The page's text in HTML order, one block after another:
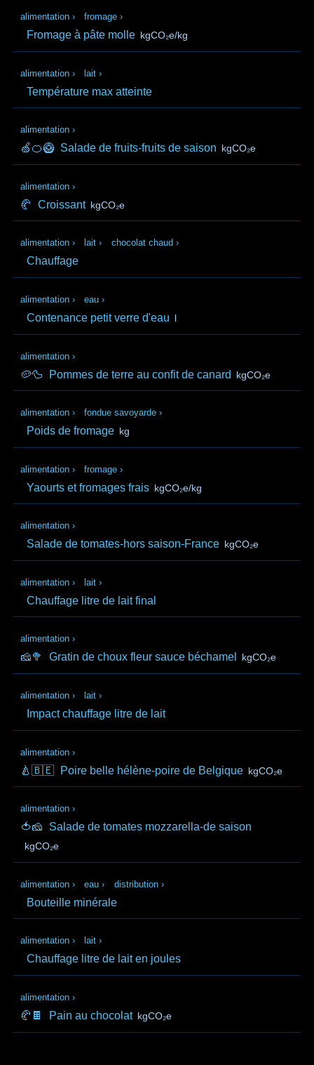
alimentation › fromage ›
Fromage à pâte molle kgCO₂e/kg
alimentation › lait ›
Température max atteinte
alimentation ›
🍏🍊🥝 Salade de fruits-fruits de saison kgCO₂e
alimentation ›
🥐 Croissant kgCO₂e
alimentation › lait › chocolat chaud ›
Chauffage
alimentation › eau ›
Contenance petit verre d'eau l
alimentation ›
🥔🦆 Pommes de terre au confit de canard kgCO₂e
alimentation › fondue savoyarde ›
Poids de fromage kg
alimentation › fromage ›
Yaourts et fromages frais kgCO₂e/kg
alimentation ›
Salade de tomates-hors saison-France kgCO₂e
alimentation › lait ›
Chauffage litre de lait final
alimentation ›
🧀🥦 Gratin de choux fleur sauce béchamel kgCO₂e
alimentation › lait ›
Impact chauffage litre de lait
alimentation ›
🍐🇧🇪 Poire belle hélène-poire de Belgique kgCO₂e
alimentation ›
🍅🧀 Salade de tomates mozzarella-de saison
kgCO₂e
alimentation › eau › distribution ›
Bouteille minérale
alimentation › lait ›
Chauffage litre de lait en joules
alimentation ›
🥐🍫 Pain au chocolat kgCO₂e